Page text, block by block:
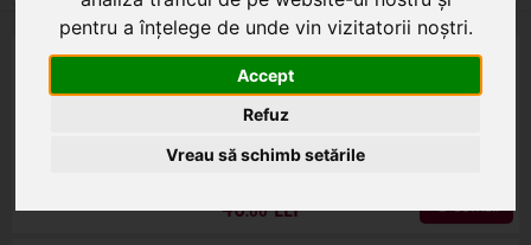
pentru a înțelege de unde vin vizitatorii noștri.
Accept
Refuz
Vreau să schimb setările
Orhidee artificiala+ghiveci pentru
decoratiuni florale
8525
46.00